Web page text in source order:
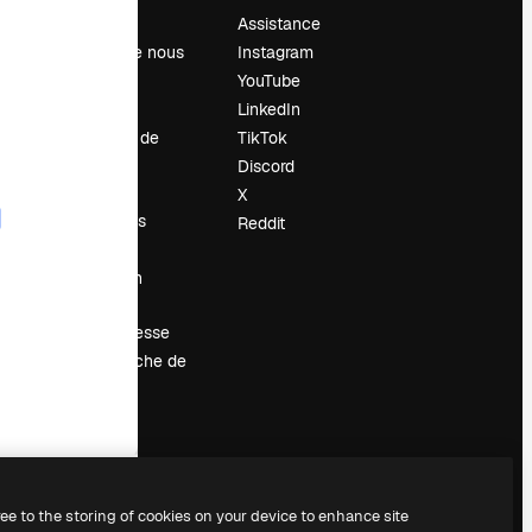
À propos de nous
Tendances de
Événements
Vendre mon
Salle de presse
À la recherche de
Assistance
Instagram
YouTube
LinkedIn
TikTok
Discord
X
Reddit
to the storing of cookies on your device to enhance site